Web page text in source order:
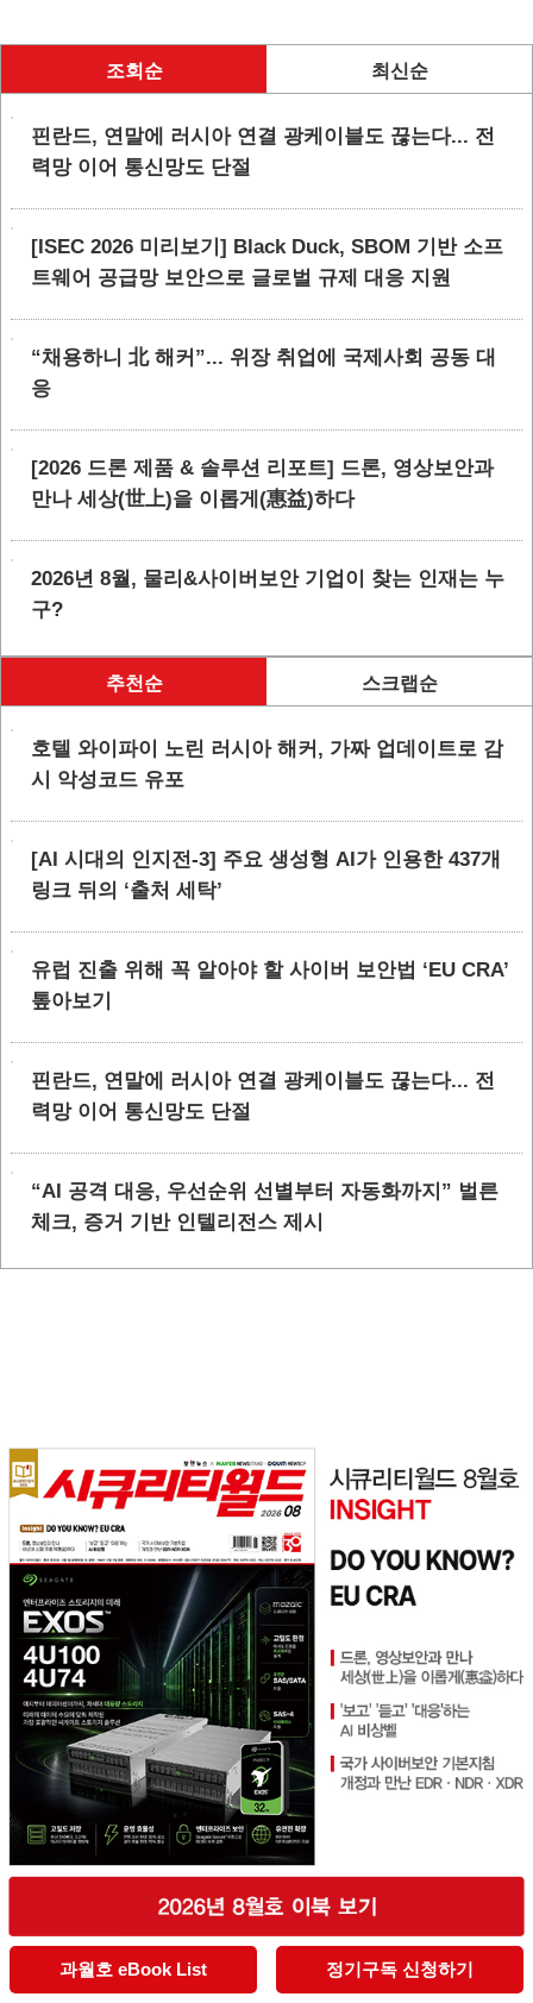
조회순 최신순
핀란드, 연말에 러시아 연결 광케이블도 끊는다... 전
력망 이어 통신망도 단절
[ISEC 2026 미리보기] Black Duck, SBOM 기반 소프
트웨어 공급망 보안으로 글로벌 규제 대응 지원
“채용하니 北 해커”... 위장 취업에 국제사회 공동 대
응
[2026 드론 제품 & 솔루션 리포트] 드론, 영상보안과
만나 세상(世上)을 이롭게(惠益)하다
2026년 8월, 물리&사이버보안 기업이 찾는 인재는 누
구?
추천순 스크랩순
호텔 와이파이 노린 러시아 해커, 가짜 업데이트로 감
시 악성코드 유포
[AI 시대의 인지전-3] 주요 생성형 AI가 인용한 437개
링크 뒤의 ‘출처 세탁’
유럽 진출 위해 꼭 알아야 할 사이버 보안법 ‘EU CRA’
톺아보기
핀란드, 연말에 러시아 연결 광케이블도 끊는다... 전
력망 이어 통신망도 단절
“AI 공격 대응, 우선순위 선별부터 자동화까지” 벌른
체크, 증거 기반 인텔리전스 제시
과월호 eBook List 정기구독 신청하기